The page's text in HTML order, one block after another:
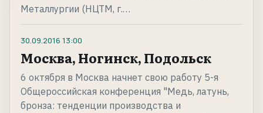
Металлургии (НЦТМ, г.…
30.09.2016 13:00
Москва, Ногинск, Подольск
6 октября в Москва начнет свою работу 5-я
Общероссийская конференция "Медь, латунь,
бронза: тенденции производства и